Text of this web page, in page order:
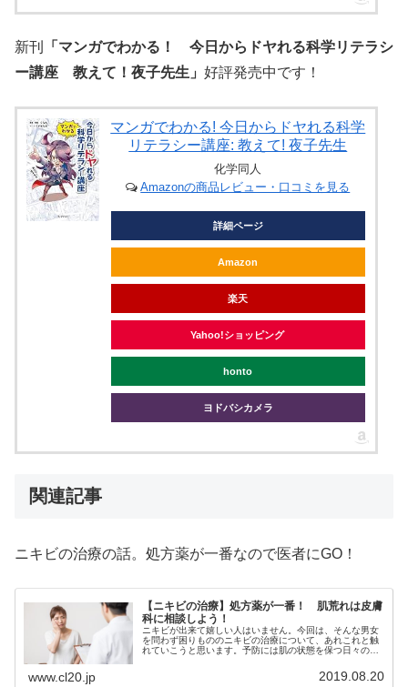
新刊
「マンガでわかる！ 今日からドヤれる科学リテラシ
ー講座 教えて！夜子先生」 好評発売中です！
マンガでわかる! 今日からドヤれる科学
リテラシー講座: 教えて! 夜子先生
化学同人
Amazonの商品レビュー・口コミを見る
詳細ページ
Amazon
楽天
Yahoo!ショッピング
honto
ヨドバシカメラ
関連記事
ニキビの治療の話。処方薬が一番なので医者にGO！
【ニキビの治療】処方薬が一番！ 肌荒れは皮膚
科に相談しよう！
ニキビが出来て嬉しい人はいません。今回は、そんな男女
を問わず困りもののニキビの治療について、あれこれと触
れていこうと思います。予防には肌の状態を保つ日々のス
www.cl20.jp 2019.08.20